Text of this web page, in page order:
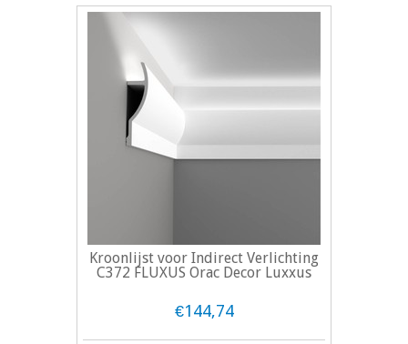
Kroonlijst voor Indirect Verlichting
C372 FLUXUS Orac Decor Luxxus
€144,74